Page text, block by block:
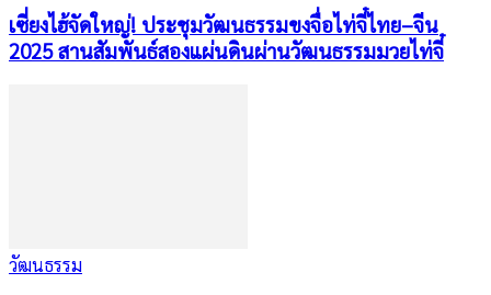
เซี่ยงไฮ้จัดใหญ่! ประชุมวัฒนธรรมขงจื่อไท่จี๋ไทย–จีน
2025 สานสัมพันธ์สองแผ่นดินผ่านวัฒนธรรมมวยไท่จี๋
วัฒนธรรม